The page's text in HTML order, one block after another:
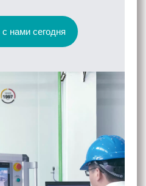
нами сегодня